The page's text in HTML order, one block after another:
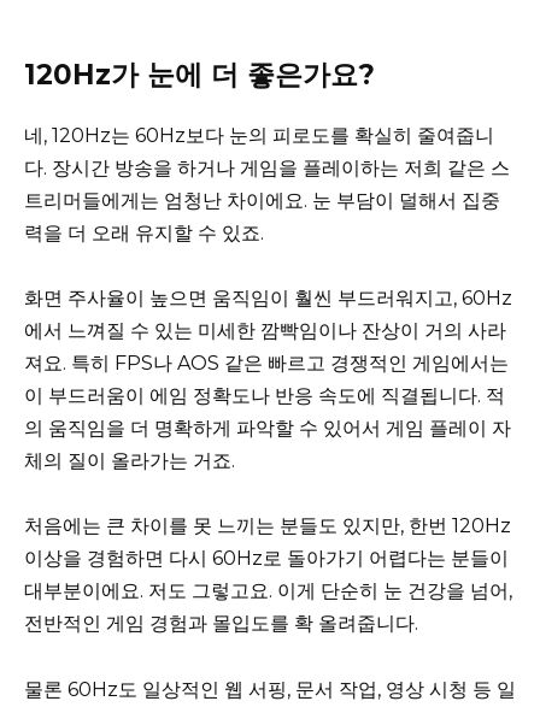
120Hz가 눈에 더 좋은가요?
네, 120Hz는 60Hz보다 눈의 피로도를 확실히 줄여줍니
다. 장시간 방송을 하거나 게임을 플레이하는 저희 같은 스
트리머들에게는 엄청난 차이에요. 눈 부담이 덜해서 집중
력을 더 오래 유지할 수 있죠.
화면 주사율이 높으면 움직임이 훨씬 부드러워지고, 60Hz
에서 느껴질 수 있는 미세한 깜빡임이나 잔상이 거의 사라
져요. 특히 FPS나 AOS 같은 빠르고 경쟁적인 게임에서는
이 부드러움이 에임 정확도나 반응 속도에 직결됩니다. 적
의 움직임을 더 명확하게 파악할 수 있어서 게임 플레이 자
체의 질이 올라가는 거죠.
처음에는 큰 차이를 못 느끼는 분들도 있지만, 한번 120Hz
이상을 경험하면 다시 60Hz로 돌아가기 어렵다는 분들이
대부분이에요. 저도 그렇고요. 이게 단순히 눈 건강을 넘어,
전반적인 게임 경험과 몰입도를 확 올려줍니다.
물론 60Hz도 일상적인 웹 서핑, 문서 작업, 영상 시청 등 일